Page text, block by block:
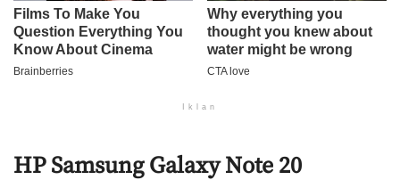
Iklan
HP Samsung Galaxy Note 20